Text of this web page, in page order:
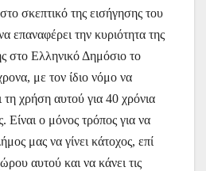
σκεπτικό της εισήγησης του
επαναφέρει την κυριότητα της
στο Ελληνικό Δημόσιο το
με τον ίδιο νόμο να
χρήση αυτού για 40 χρόνια
Είναι ο μόνος τρόπος για να
μας να γίνει κάτοχος, επί
αυτού και να κάνει τις